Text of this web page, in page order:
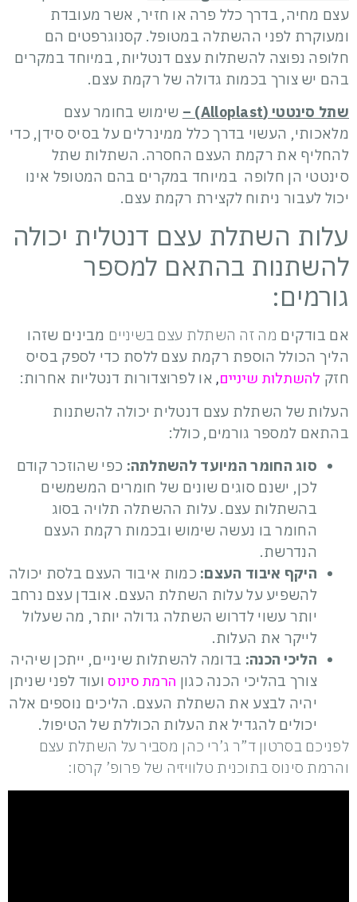
עצם מחיה, בדרך כלל פרה או חזיר, אשר מעובדת
ומעוקרת לפני ההשתלה במטופל. קסנוגרפטים הם
חלופה נפוצה להשתלות עצם דנטליות, במיוחד במקרים
בהם יש צורך בכמות גדולה של רקמת עצם.
שתל סינטטי (Alloplast) –
שימוש בחומר עצם
מלאכותי, העשוי בדרך כלל ממינרלים על בסיס סידן, כדי
להחליף את רקמת העצם החסרה. השתלות שתל
סינטטי הן חלופה במיוחד במקרים בהם המטופל אינו
יכול לעבור ניתוח לקצירת רקמת עצם.
עלות השתלת עצם דנטלית יכולה
להשתנות בהתאם למספר
גורמים:
אם בודקים מה זה השתלת עצם בשיניים מבינים שזהו
הליך הכולל הוספת רקמת עצם ללסת כדי לספק בסיס
חזק להשתלות שיניים, או לפרוצדורות דנטליות אחרות:
העלות של השתלת עצם דנטלית יכולה להשתנות
בהתאם למספר גורמים, כולל:
סוג החומר המיועד להשתלתה: כפי שהוזכר קודם
לכן, ישנם סוגים שונים של חומרים המשמשים
בהשתלות עצם. עלות ההשתלה תלויה בסוג
החומר בו נעשה שימוש ובכמות רקמת העצם
הנדרשת.
היקף איבוד העצם: כמות איבוד העצם בלסת יכולה
להשפיע על עלות השתלת העצם. אובדן עצם נרחב
יותר עשוי לדרוש השתלה גדולה יותר, מה שעלול
לייקר את העלות.
הליכי הכנה: בדומה להשתלות שיניים, ייתכן שיהיה
צורך בהליכי הכנה כגון הרמת סינוסועוד לפני שניתן
יהיה לבצע את השתלת העצם. הליכים נוספים אלה
יכולים להגדיל את העלות הכוללת של הטיפול.
לפניכם בסרטון ד”ר ג’רי כהן מסביר על השתלת עצם
והרמת סינוס בתוכנית טלוויזיה של פרופ’ קרסו: